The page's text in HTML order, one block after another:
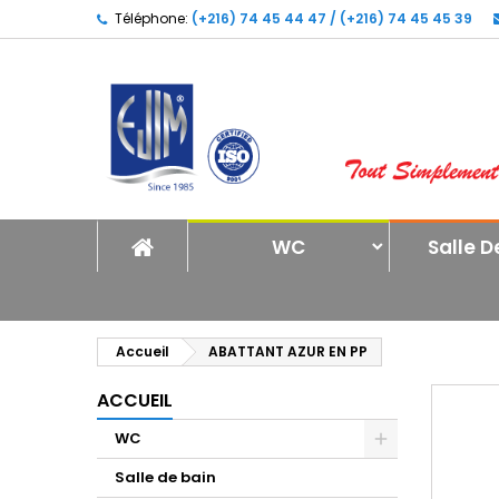
Téléphone: (+216) 74 45 44 47 / (+216) 74 45 45 39
WC Salle
Accueil ABATTANT AZUR EN PP
ACCUEIL
WC
Salle de bain